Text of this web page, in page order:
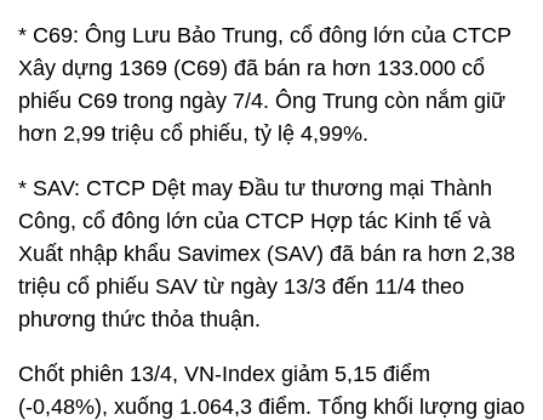
* C69: Ông Lưu Bảo Trung, cổ đông lớn của CTCP
Xây dựng 1369 (C69) đã bán ra hơn 133.000 cổ
phiếu C69 trong ngày 7/4. Ông Trung còn nắm giữ
hơn 2,99 triệu cổ phiếu, tỷ lệ 4,99%.
* SAV: CTCP Dệt may Đầu tư thương mại Thành
Công, cổ đông lớn của CTCP Hợp tác Kinh tế và
Xuất nhập khẩu Savimex (SAV) đã bán ra hơn 2,38
triệu cổ phiếu SAV từ ngày 13/3 đến 11/4 theo
phương thức thỏa thuận.
Chốt phiên 13/4, VN-Index giảm 5,15 điểm
(-0,48%), xuống 1.064,3 điểm. Tổng khối lượng giao